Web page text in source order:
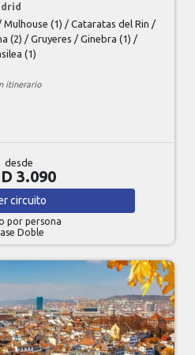
(1) / Cataratas del Rin /
(2) / Gruyeres / Ginebra (1) /
(1)
itinerario
desde
3.090
circuito
por persona
Doble